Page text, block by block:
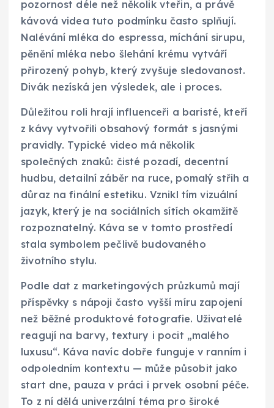
pozornost déle než několik vteřin, a právě
kávová videa tuto podmínku často splňují.
Nalévání mléka do espressa, míchání sirupu,
pěnění mléka nebo šlehání krému vytváří
přirozený pohyb, který zvyšuje sledovanost.
Divák nezíská jen výsledek, ale i proces.
Důležitou roli hrají influenceři a baristé, kteří
z kávy vytvořili obsahový formát s jasnými
pravidly. Typické video má několik
společných znaků: čisté pozadí, decentní
hudbu, detailní záběr na ruce, pomalý střih a
důraz na finální estetiku. Vznikl tím vizuální
jazyk, který je na sociálních sítích okamžitě
rozpoznatelný. Káva se v tomto prostředí
stala symbolem pečlivě budovaného
životního stylu.
Podle dat z marketingových průzkumů mají
příspěvky s nápoji často vyšší míru zapojení
než běžné produktové fotografie. Uživatelé
reagují na barvy, textury i pocit „malého
luxusu“. Káva navíc dobře funguje v ranním i
odpoledním kontextu — může působit jako
start dne, pauza v práci i prvek osobní péče.
To z ní dělá univerzální téma pro široké